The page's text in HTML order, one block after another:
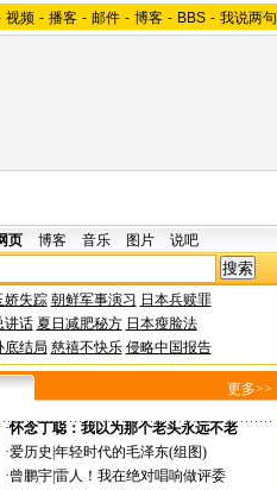
视频 - 播客 - 邮件 - 博客 - BBS - 我说两句
页 博客 音乐 图片 说吧
娇失踪 朝鲜军事演习 日本兵赎罪
讲话 夏日减肥秘方 日本瘦脸法
底结局 慈禧不快乐 侵略中国报告
更多>>
·怀念丁聪：我以为那个老头永远不老
·爱历史 年轻时代的毛泽东(组图)
·曾鹏宇|雷人！我在绝对唱响做评委